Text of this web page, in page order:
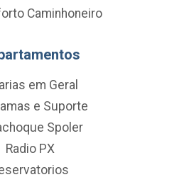
Caminhoneiro
em Geral
e Suporte
Spoler
Radio PX